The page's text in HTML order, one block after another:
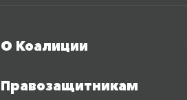
Меню футера
О Коалиции
Правозащитникам